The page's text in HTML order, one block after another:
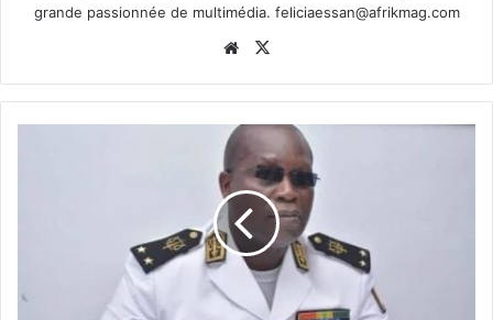
grande passionnée de multimédia. feliciaessan@afrikmag.com
Website